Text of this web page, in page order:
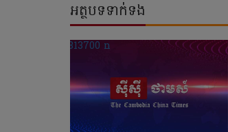
អត្ថបទទាក់ទង